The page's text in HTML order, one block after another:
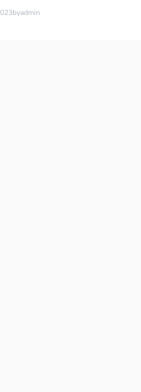
saat memilih. Jenis-jenis
byadmin